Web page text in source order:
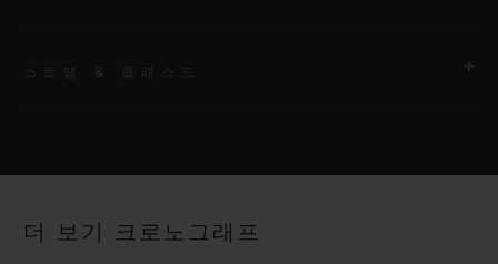
스트랩
더 보기 크로노그래프